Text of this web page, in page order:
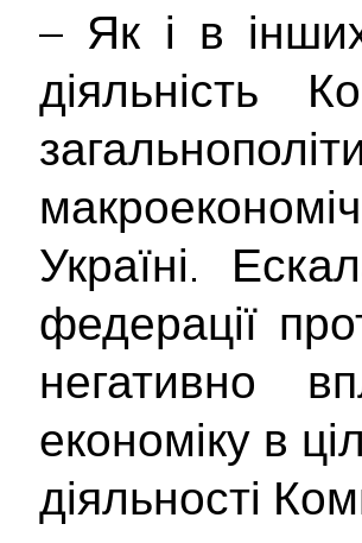
– Як і в
діяльність
Україні.
федерації
негативно
економіку в
діяльності